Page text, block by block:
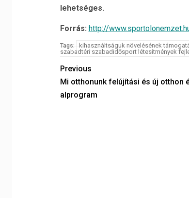
lehetséges.
Forrás: http://
Tags: kihasználtságuk növelésének
szabadtéri szabadidősport létesítmények
Previous
Mi otthonunk felújítási és új otthon
alprogram